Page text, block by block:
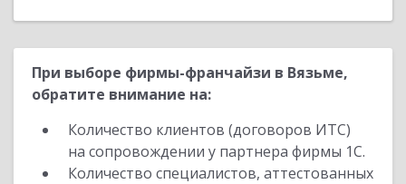
При выборе фирмы-франчайзи в Вязьме,
обратите внимание на:
Количество клиентов (договоров ИТС)
на сопровождении у партнера фирмы 1С.
Количество специалистов, аттестованных